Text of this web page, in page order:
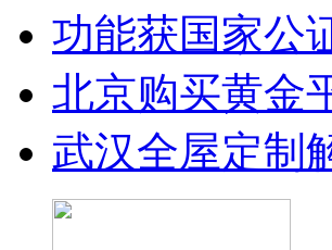
功能获国家公
北京购买黄金
武汉全屋定制